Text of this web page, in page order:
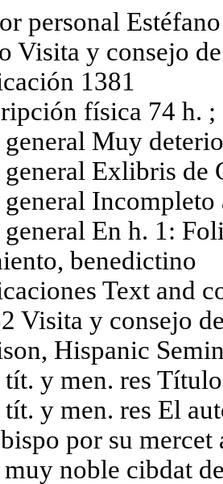
personal
Visita y consejo
1381
física 74 h.
Muy
Exlibris de
general
En h. 1:
benedictino
Text and
Visita y consejo
Hispanic
tít. y men. res
y men. res El
por su
muy noble cibdat